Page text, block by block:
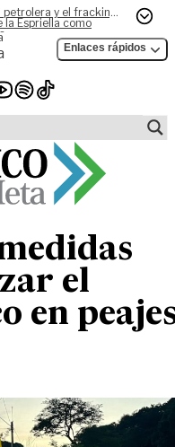
y el fracking,
la Espriella como
Enlaces rápidos
el
en